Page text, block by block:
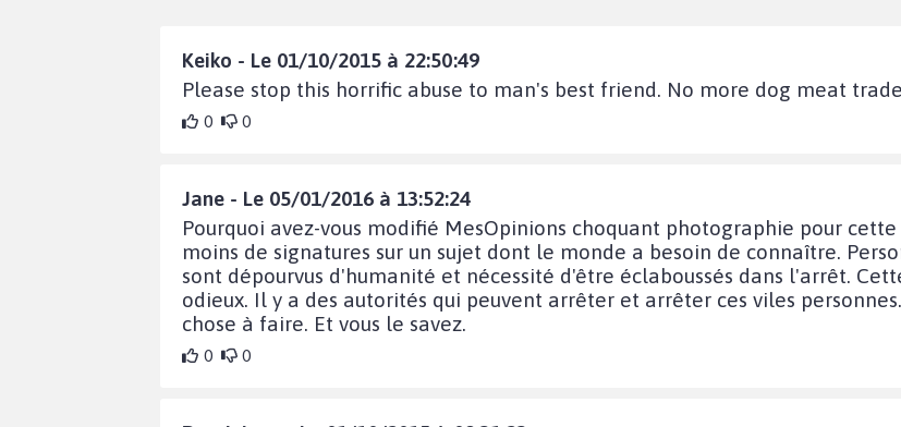
Keiko - Le 01/10/2015 à 22:50:49
Please stop this horrific abuse to man's best friend. No more dog meat
0 0
Jane - Le 05/01/2016 à 13:52:24
Pourquoi avez-vous modifié MesOpinions choquant photographie pour
moins de signatures sur un sujet dont le monde a besoin de connaître.
sont dépourvus d'humanité et nécessité d'être éclaboussés dans l'arrêt.
odieux. Il y a des autorités qui peuvent arrêter et arrêter ces viles
chose à faire. Et vous le savez.
0 0